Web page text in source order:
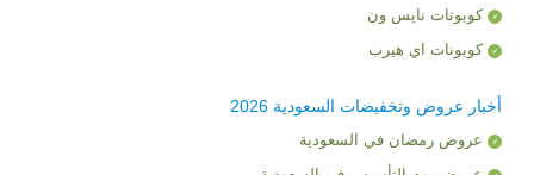
كوبونات نايس ون
كوبونات اي هيرب
أخبار عروض وتخفيضات السعودية 2026
عروض رمضان في السعودية